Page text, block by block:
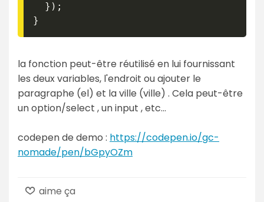
} ) ;
}
la fonction peut-être réutilisé en lui fournissant
les deux variables, l'endroit ou ajouter le
paragraphe (el) et la ville (ville) . Cela peut-être
un option/select , un input , etc...
codepen de demo : https://codepen.io/gc-
nomade/pen/bGpyOZm
aime ça